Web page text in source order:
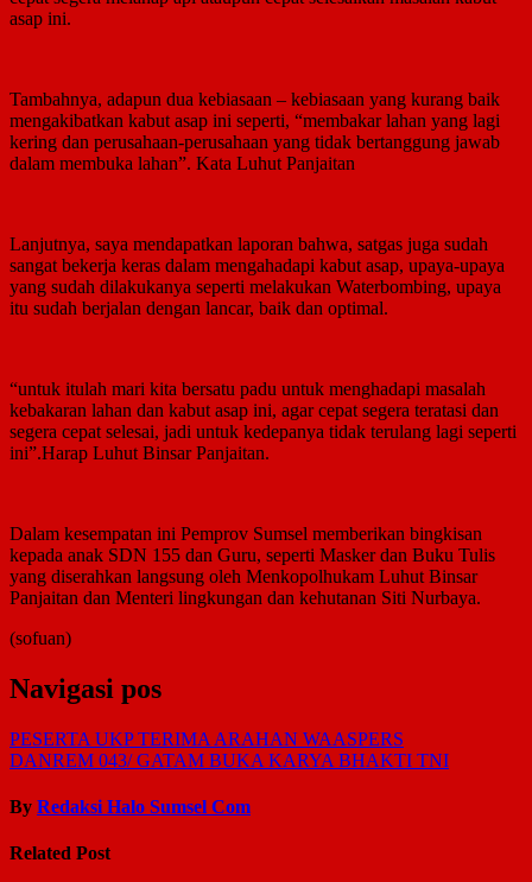
asap ini.
Tambahnya, adapun dua kebiasaan – kebiasaan yang kurang baik
mengakibatkan kabut asap ini seperti, “membakar lahan yang lagi
kering dan perusahaan-perusahaan yang tidak bertanggung jawab
dalam membuka lahan”. Kata Luhut Panjaitan
Lanjutnya, saya mendapatkan laporan bahwa, satgas juga sudah
sangat bekerja keras dalam mengahadapi kabut asap, upaya-upaya
yang sudah dilakukanya seperti melakukan Waterbombing, upaya
itu sudah berjalan dengan lancar, baik dan optimal.
“untuk itulah mari kita bersatu padu untuk menghadapi masalah
kebakaran lahan dan kabut asap ini, agar cepat segera teratasi dan
segera cepat selesai, jadi untuk kedepanya tidak terulang lagi seperti
ini”.Harap Luhut Binsar Panjaitan.
Dalam kesempatan ini Pemprov Sumsel memberikan bingkisan
kepada anak SDN 155 dan Guru, seperti Masker dan Buku Tulis
yang diserahkan langsung oleh Menkopolhukam Luhut Binsar
Panjaitan dan Menteri lingkungan dan kehutanan Siti Nurbaya.
(sofuan)
Navigasi pos
PESERTA UKP TERIMA ARAHAN WAASPERS
DANREM 043/ GATAM BUKA KARYA BHAKTI TNI
By Redaksi Halo Sumsel Com
Related Post